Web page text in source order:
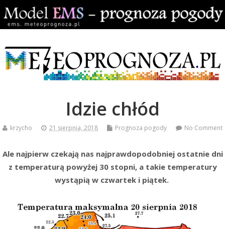
Idzie chłód
krzycho 21 sierpnia, 2018 Prognoza pogody No Comment
Ale najpierw czekają nas najprawdopodobniej ostatnie dni
z temperaturą powyżej 30 stopni, a takie temperatury
wystąpią w czwartek i piątek.